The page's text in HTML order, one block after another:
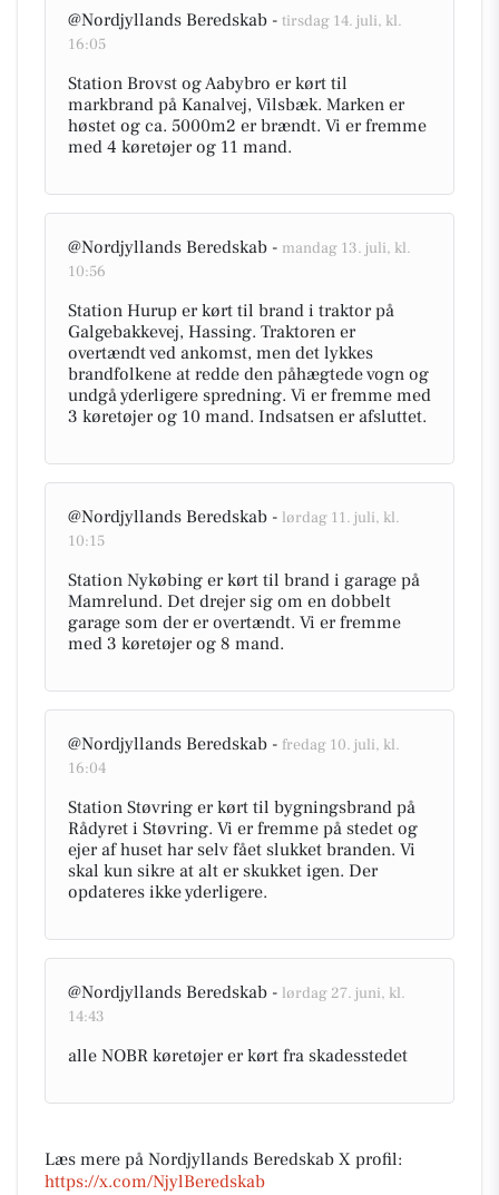
@Nordjyllands Beredskab - tirsdag 14. juli, kl.
16:05
Station Brovst og Aabybro er kørt til
markbrand på Kanalvej, Vilsbæk. Marken er
høstet og ca. 5000m2 er brændt. Vi er fremme
med 4 køretøjer og 11 mand.
@Nordjyllands Beredskab - mandag 13. juli, kl.
10:56
Station Hurup er kørt til brand i traktor på
Galgebakkevej, Hassing. Traktoren er
overtændt ved ankomst, men det lykkes
brandfolkene at redde den påhægtede vogn og
undgå yderligere spredning. Vi er fremme med
3 køretøjer og 10 mand. Indsatsen er afsluttet.
@Nordjyllands Beredskab - lørdag 11. juli, kl.
10:15
Station Nykøbing er kørt til brand i garage på
Mamrelund. Det drejer sig om en dobbelt
garage som der er overtændt. Vi er fremme
med 3 køretøjer og 8 mand.
@Nordjyllands Beredskab - fredag 10. juli, kl.
16:04
Station Støvring er kørt til bygningsbrand på
Rådyret i Støvring. Vi er fremme på stedet og
ejer af huset har selv fået slukket branden. Vi
skal kun sikre at alt er skukket igen. Der
opdateres ikke yderligere.
@Nordjyllands Beredskab - lørdag 27. juni, kl.
14:43
alle NOBR køretøjer er kørt fra skadesstedet
Læs mere på Nordjyllands Beredskab X profil:
https://x.com/NjylBeredskab